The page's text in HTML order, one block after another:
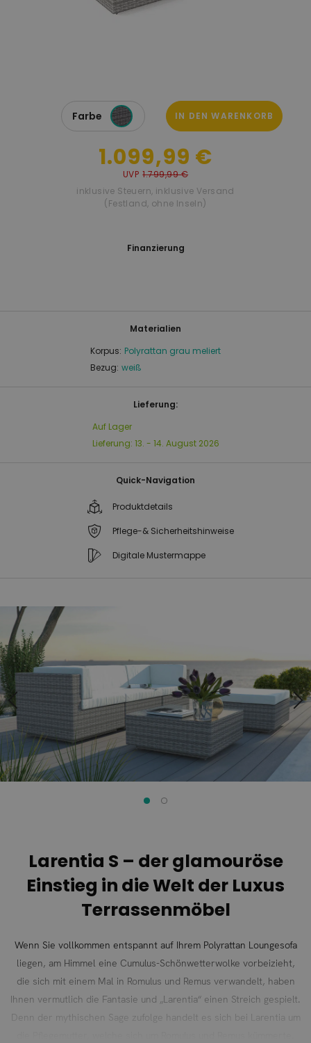
Farbe IN DEN WARENKORB
1.099,99 €
UVP 1.799,99 €
inklusive Steuern, inklusive Versand
(Festland, ohne Inseln)
Materialien
Korpus: Polyrattan grau meliert
Bezug: weiß
Lieferung:
Auf Lager
Lieferung: 13. - 14. August 2026
Quick-Navigation
Produktdetails
Pflege-& Sicherheitshinweise
Digitale Mustermappe
Finanzierung
Ende
der
Bildgalerie
springen
Anfang
der
Bildgalerie
springen
Larentia S – der glamouröse
Einstieg in die Welt der Luxus
Terrassenmöbel
Wenn Sie vollkommen entspannt auf Ihrem Polyrattan Loungesofa
liegen, am Himmel eine Cumulus-Schönwetterwolke vorbeizieht,
die sich mit einem Mal in Romulus und Remus verwandelt, haben
Ihnen vermutlich die Fantasie und „Larentia“ einen Streich gespielt.
Denn der mythischen Sage zufolge handelt es sich bei Larentia um